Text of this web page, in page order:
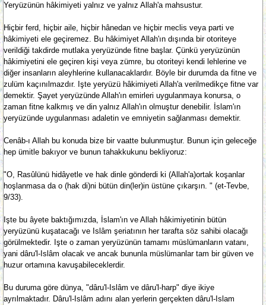
Yeryüzünün hâkimiyeti yalnız ve yalnız Allah'a mahsustur.
Hiçbir ferd, hiçbir aile, hiçbir hânedan ve hiçbir meclis veya parti ve
hâkimiyeti ele geçiremez. Bu hâkimiyet Allah'ın dışında bir otoriteye
verildiği takdirde mutlaka yeryüzünde fitne başlar. Çünkü yeryüzünün
hâkimiyetini ele geçiren kişi veya zümre, bu otoriteyi kendi lehlerine ve
diğer insanların aleyhlerine kullanacaklardır. Böyle bir durumda da fitne ve
zulüm kaçınılmazdır. Işte yeryüzü hâkimiyeti Allah'a verilmedikçe fitne var
demektir. Şayet yeryüzünde Allah'ın emirleri uygulanmaya konursa, o
zaman fitne kalkmış ve din yalnız Allah'ın olmuştur denebilir. İslam'ın
yeryüzünde uygulanması adaletin ve emniyetin sağlanması demektir.
Cenâb-ı Allah bu konuda bize bir vaatte bulunmuştur. Bunun için geleceğe
hep ümitle bakıyor ve bunun tahakkukunu bekliyoruz:
"O, Rasûlünü hidâyetle ve hak dinle gönderdi ki (Allah'a)ortak koşanlar
hoşlanmasa da o (hak di)ni bütün din(ler)in üstüne çıkarşın. " (et-Tevbe,
9/33).
Işte bu âyete baktığımızda, İslam'ın ve Allah hâkimiyetinin bütün
yeryüzünü kuşatacağı ve Islâm şeriatının her tarafta söz sahibi olacağı
görülmektedir. Işte o zaman yeryüzünün tamamı müslümanların vatanı,
yani dâru'l-Islâm olacak ve ancak bununla müslümanlar tam bir güven ve
huzur ortamına kavuşabileceklerdir.
Bu duruma göre dünya, "dâru'l-Islâm ve dâru'l-harp" diye ikiye
ayrılmaktadır. Dâru'l-Islâm adını alan yerlerin gerçekten dâru'l-Islam